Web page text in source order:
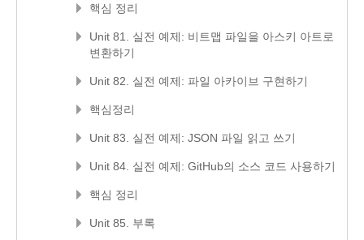
핵심 정리
Unit 81. 실전 예제: 비트맵 파일을 아스키 아트로
변환하기
Unit 82. 실전 예제: 파일 아카이브 구현하기
핵심정리
Unit 83. 실전 예제: JSON 파일 읽고 쓰기
Unit 84. 실전 예제: GitHub의 소스 코드 사용하기
핵심 정리
Unit 85. 부록